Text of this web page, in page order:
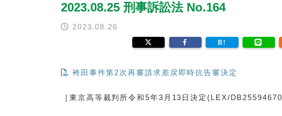
2023.08.25 刑事訴訟法 No.164
2023.08.26
袴田事件第2次再審請求差戻即時抗告審決定
［東京高等裁判所令和5年3月13日決定(LEX/DB25594670